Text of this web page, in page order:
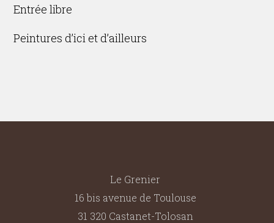
Entrée libre
Peintures d’ici et d’ailleurs
Le Grenier
16 bis avenue de Toulouse
31 320 Castanet-Tolosan